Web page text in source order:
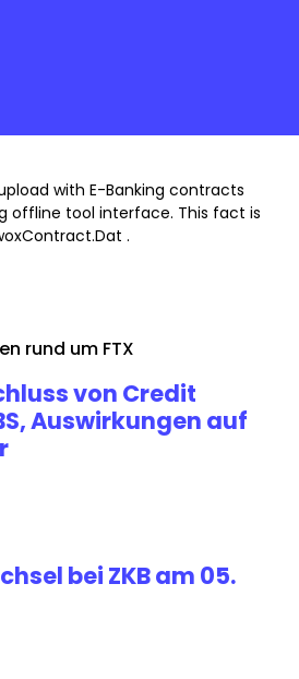
with E-Banking contracts
offline tool interface. This fact is
.
rund um FTX
von Credit
Auswirkungen auf
bei ZKB am 05.